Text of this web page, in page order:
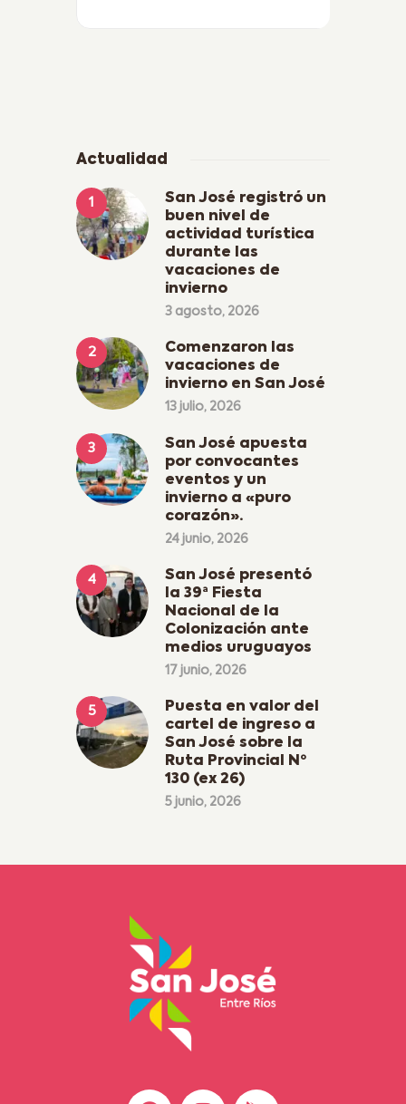
Actualidad
San José registró un
buen nivel de
actividad turística
durante las
vacaciones de
invierno
3 agosto, 2026
Comenzaron las
vacaciones de
invierno en San José
13 julio, 2026
San José apuesta
por convocantes
eventos y un
invierno a «puro
corazón».
24 junio, 2026
San José presentó
la 39ª Fiesta
Nacional de la
Colonización ante
medios uruguayos
17 junio, 2026
Puesta en valor del
cartel de ingreso a
San José sobre la
Ruta Provincial Nº
130 (ex 26)
5 junio, 2026